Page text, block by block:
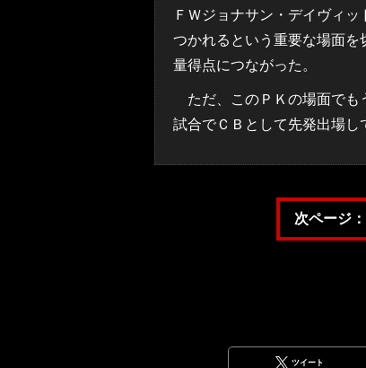
ＦＷジョナサン・デイヴィ
つかれるという重要な場面
量得点につながった。
ただ、このＰＫの場面でも
試合でＣＢとして先発出場し
次ページ
ツイート